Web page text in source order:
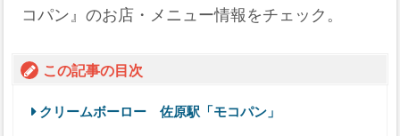
コパン』のお店・メニュー情報をチェック。
この記事の目次
クリームボーロー 佐原駅「モコパン」